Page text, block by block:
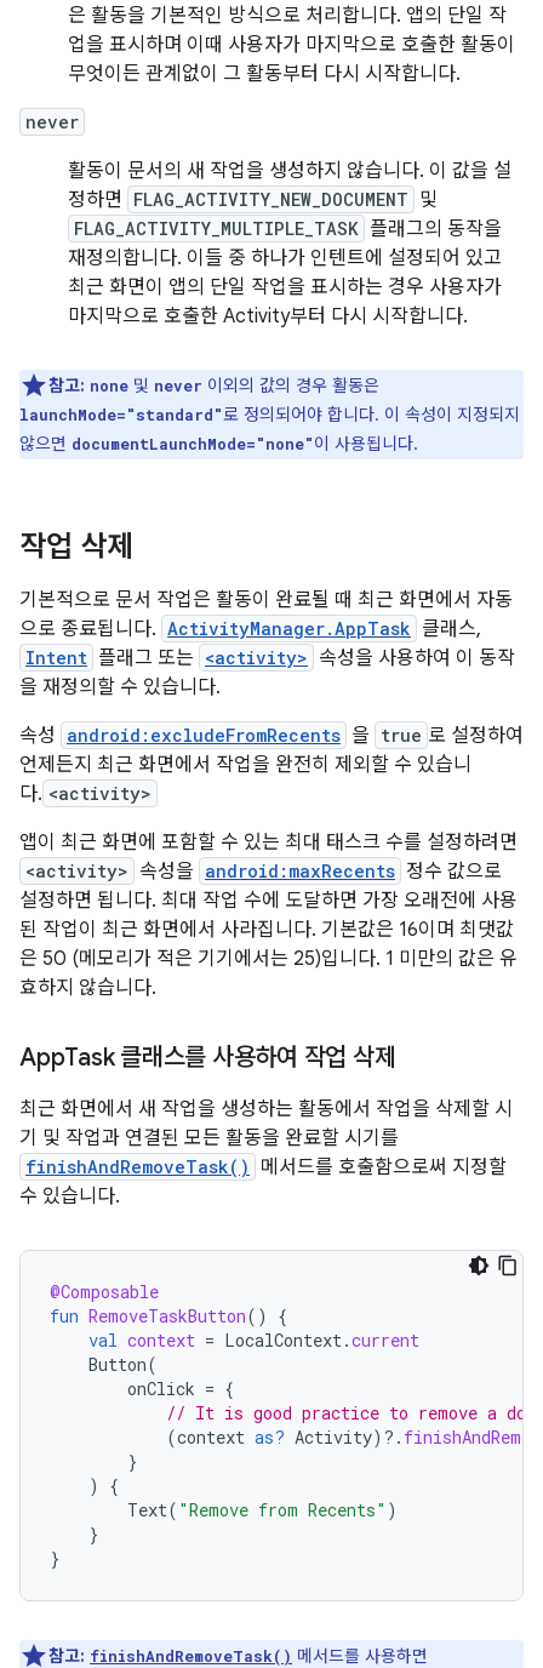
은 활동을 기본적인 방식으로 처리합니다. 앱의 단일 작
업을 표시하며 이때 사용자가 마지막으로 호출한 활동이
무엇이든 관계없이 그 활동부터 다시 시작합니다.
never
활동이 문서의 새 작업을 생성하지 않습니다. 이 값을 설
정하면
FLAG_ACTIVITY_NEW_DOCUMENT 및
FLAG_ACTIVITY_MULTIPLE_TASK 플래그의 동작을
재정의합니다. 이들 중 하나가 인텐트에 설정되어 있고
최근 화면이 앱의 단일 작업을 표시하는 경우 사용자가
마지막으로 호출한 Activity부터 다시 시작합니다.
참고: none 및 never 이외의 값의 경우 활동은
launchMode="standard"로 정의되어야 합니다. 이 속성이 지정되지
않으면 documentLaunchMode="none"이 사용됩니다.
작업 삭제
기본적으로 문서 작업은 활동이 완료될 때 최근 화면에서 자동
으로 종료됩니다. ActivityManager.AppTask 클래스,
Intent 플래그 또는 <activity> 속성을 사용하여 이 동작
을 재정의할 수 있습니다.
속성
android:excludeFromRecents 을 true 로 설정하여
언제든지 최근 화면에서 작업을 완전히 제외할 수 있습니
다. <activity>
앱이 최근 화면에 포함할 수 있는 최대 태스크 수를 설정하려면
<activity> 속성을 android:maxRecents 정수 값으로
설정하면 됩니다. 최대 작업 수에 도달하면 가장 오래전에 사용
된 작업이 최근 화면에서 사라집니다. 기본값은 16이며 최댓값
은 50 (메모리가 적은 기기에서는 25)입니다. 1 미만의 값은 유
효하지 않습니다.
AppTask 클래스를 사용하여 작업 삭제
최근 화면에서 새 작업을 생성하는 활동에서 작업을 삭제할 시
기 및 작업과 연결된 모든 활동을 완료할 시기를
finishAndRemoveTask()
메서드를 호출함으로써 지정할
수 있습니다.
@Composable
fun RemoveTaskButton()
{
val context = LocalContext .current
Button(
onClick = {
// It is good practice to remove a
(context as? Activity) ?.
}
)
{
Text( "Remove from Recents" )
}
}
참고: finishAndRemoveTask() 메서드를 사용하면